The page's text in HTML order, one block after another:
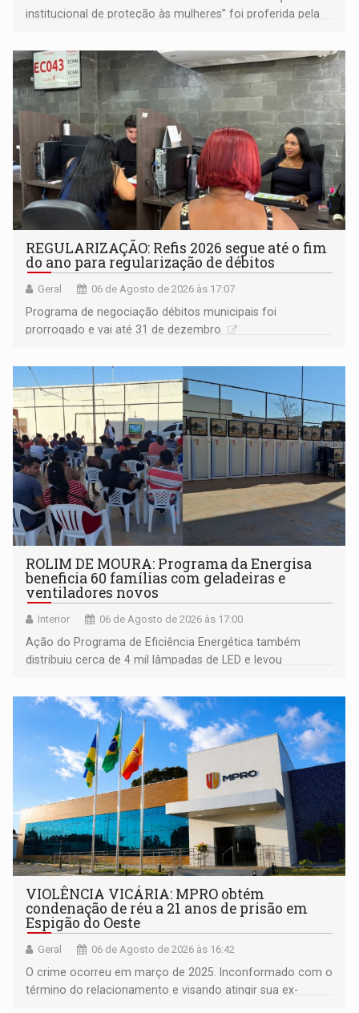
institucional de proteção às mulheres” foi proferida pela
Goiás
REGULARIZAÇÃO: Refis 2026 segue até o fim
do ano para regularização de débitos
Geral 06 de Agosto de 2026 às 17:07
Programa de negociação débitos municipais foi
prorrogado e vai até 31 de dezembro
ROLIM DE MOURA: Programa da Energisa
beneficia 60 famílias com geladeiras e
ventiladores novos
Interior 06 de Agosto de 2026 às 17:00
Ação do Programa de Eficiência Energética também
distribuiu cerca de 4 mil lâmpadas de LED e levou
comunidade
VIOLÊNCIA VICÁRIA: MPRO obtém
condenação de réu a 21 anos de prisão em
Espigão do Oeste
Geral 06 de Agosto de 2026 às 16:42
O crime ocorreu em março de 2025. Inconformado com o
término do relacionamento e visando atingir sua ex-